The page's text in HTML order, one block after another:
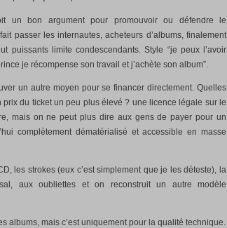
un bon argument pour promouvoir ou défendre le
passer les internautes, acheteurs d’albums, finalement
puissants limite condescendants. Style “je peux l’avoir
je récompense son travail et j’achète son album”.
un autre moyen pour se financer directement. Quelles
du ticket un peu plus élevé ? une licence légale sur le
mais on ne peut plus dire aux gens de payer pour un
complètement dématérialisé et accessible en masse
les strokes (eux c’est simplement que je les déteste), la
aux oubliettes et on reconstruit un autre modèle
albums, mais c’est uniquement pour la qualité technique.